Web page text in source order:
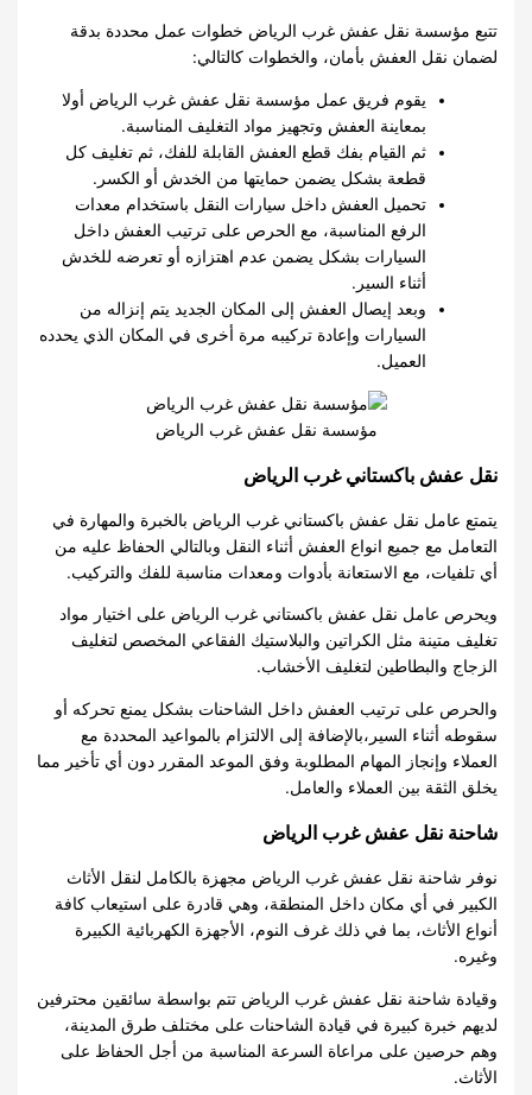
تتبع مؤسسة نقل عفش غرب الرياض خطوات عمل محددة بدقة
لضمان نقل العفش بأمان، والخطوات كالتالي:
يقوم فريق عمل مؤسسة نقل عفش غرب الرياض أولا
بمعاينة العفش وتجهيز مواد التغليف المناسبة.
ثم القيام بفك قطع العفش القابلة للفك، ثم تغليف كل
قطعة بشكل يضمن حمايتها من الخدش أو الكسر.
تحميل العفش داخل سيارات النقل باستخدام معدات
الرفع المناسبة، مع الحرص على ترتيب العفش داخل
السيارات بشكل يضمن عدم اهتزازه أو تعرضه للخدش
أثناء السير.
وبعد إيصال العفش إلى المكان الجديد يتم إنزاله من
السيارات وإعادة تركيبه مرة أخرى في المكان الذي يحدده
العميل.
مؤسسة نقل عفش غرب الرياض
نقل عفش باكستاني غرب الرياض
يتمتع عامل نقل عفش باكستاني غرب الرياض بالخبرة والمهارة في
التعامل مع جميع انواع العفش أثناء النقل وبالتالي الحفاظ عليه من
أي تلفيات، مع الاستعانة بأدوات ومعدات مناسبة للفك والتركيب.
ويحرص عامل نقل عفش باكستاني غرب الرياض على اختيار مواد
تغليف متينة مثل الكراتين والبلاستيك الفقاعي المخصص لتغليف
الزجاج والبطاطين لتغليف الأخشاب.
والحرص على ترتيب العفش داخل الشاحنات بشكل يمنع تحركه أو
سقوطه أثناء السير،بالإضافة إلى الالتزام بالمواعيد المحددة مع
العملاء وإنجاز المهام المطلوبة وفق الموعد المقرر دون أي تأخير مما
يخلق الثقة بين العملاء والعامل.
شاحنة نقل عفش غرب الرياض
نوفر شاحنة نقل عفش غرب الرياض مجهزة بالكامل لنقل الأثاث
الكبير في أي مكان داخل المنطقة، وهي قادرة على استيعاب كافة
أنواع الأثاث، بما في ذلك غرف النوم، الأجهزة الكهربائية الكبيرة
وغيره.
وقيادة شاحنة نقل عفش غرب الرياض تتم بواسطة سائقين محترفين
لديهم خبرة كبيرة في قيادة الشاحنات على مختلف طرق المدينة،
وهم حرصين على مراعاة السرعة المناسبة من أجل الحفاظ على
الأثاث.